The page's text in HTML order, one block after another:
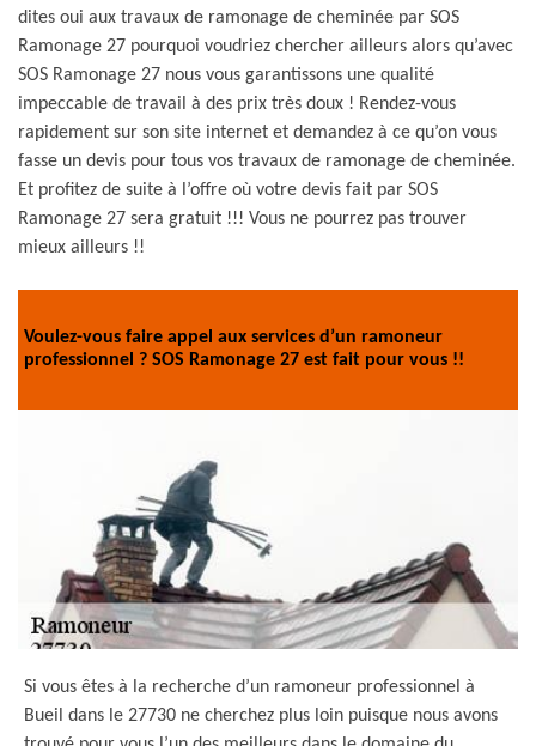
dites oui aux travaux de ramonage de cheminée par SOS
Ramonage 27 pourquoi voudriez chercher ailleurs alors qu’avec
SOS Ramonage 27 nous vous garantissons une qualité
impeccable de travail à des prix très doux ! Rendez-vous
rapidement sur son site internet et demandez à ce qu’on vous
fasse un devis pour tous vos travaux de ramonage de cheminée.
Et profitez de suite à l’offre où votre devis fait par SOS
Ramonage 27 sera gratuit !!! Vous ne pourrez pas trouver
mieux ailleurs !!
Voulez-vous faire appel aux services d’un ramoneur
professionnel ? SOS Ramonage 27 est fait pour vous !!
Si vous êtes à la recherche d’un ramoneur professionnel à
Bueil dans le 27730 ne cherchez plus loin puisque nous avons